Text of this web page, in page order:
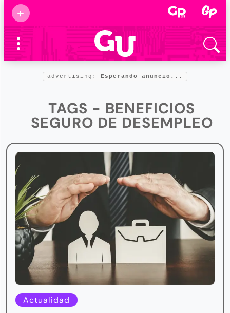
+
Supermamás
2025
Marcas de
confianza
Foro salud
advertising: Esperando anuncio...
TAGS - BENEFICIOS
SEGURO DE DESEMPLEO
Actualidad